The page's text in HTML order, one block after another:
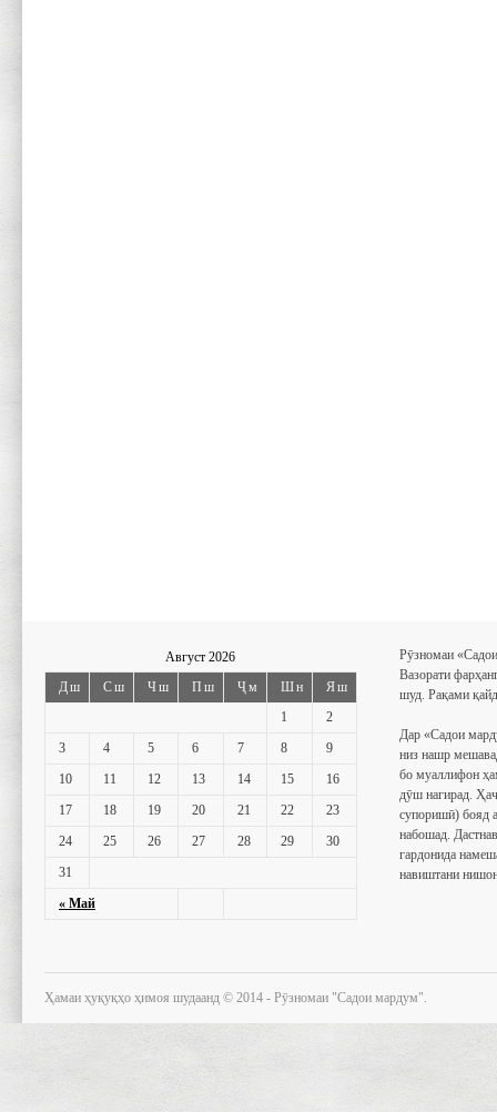
Август 2026
Дш
Сш Чш Пш Ҷм Шн Яш
« Май
1
2
3
4 5 6 7 8
9
10
11 12 13 14 15
16
17
18 19 20 21 22
23
24
25 26 27 28 29
30
31
Рӯзномаи
Вазорати
шуд. Рақами
Дар «Садои
низ нашр
бо муаллифон
дӯш нагирад.
супоришӣ) бояд
набошад.
гардонида
навиштани
Ҳамаи ҳуқуқҳо ҳимоя шудаанд © 2014 - Рӯзномаи "Садои мардум".